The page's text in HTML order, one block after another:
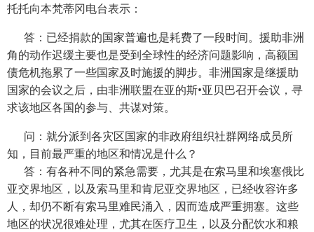
托托向本梵蒂冈电台表示：
答：已经捐款的国家普遍也是耗费了一段时间。援助非洲
角的动作迟缓主要也是受到全球性的经济问题影响，高额国
债危机拖累了一些国家及时施援的脚步。非洲国家是继援助
国家的会议之后，由非洲联盟在亚的斯•亚贝巴召开会议，寻
求该地区各国的参与、共谋对策。
问：就分派到各灾区国家的非政府组织社群网络成员所
知，目前最严重的地区和情况是什么？
答：有各种不同的紧急需要，尤其是在索马里和埃塞俄比
亚交界地区，以及索马里和肯尼亚交界地区，已经收容许多
人，却仍不断有索马里难民涌入，因而造成严重拥塞。这些
地区的状况很难处理，尤其在医疗卫生，以及分配饮水和粮